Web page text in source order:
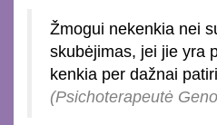
Žmogui nekenkia nei
skubėjimas, jei jie yra
kenkia per dažnai
(Psichoterapeutė